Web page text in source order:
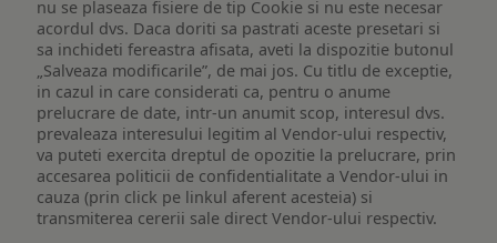
nu se plaseaza fisiere de tip Cookie si nu este necesar
acordul dvs. Daca doriti sa pastrati aceste presetari si
sa inchideti fereastra afisata, aveti la dispozitie butonul
„Salveaza modificarile”, de mai jos. Cu titlu de exceptie,
in cazul in care considerati ca, pentru o anume
prelucrare de date, intr-un anumit scop, interesul dvs.
prevaleaza interesului legitim al Vendor-ului respectiv,
va puteti exercita dreptul de opozitie la prelucrare, prin
accesarea politicii de confidentialitate a Vendor-ului in
cauza (prin click pe linkul aferent acesteia) si
transmiterea cererii sale direct Vendor-ului respectiv.